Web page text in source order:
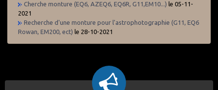
Cherche monture (EQ6, AZEQ6, EQ6R, G11,EM10...) le 05-11-
2021
Recherche d'une monture pour l'astrophotographie (G11, EQ6
Rowan, EM200, ect) le 28-10-2021